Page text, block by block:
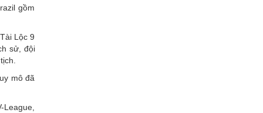
gồm
Lộc 9
sử, đội
mô đã